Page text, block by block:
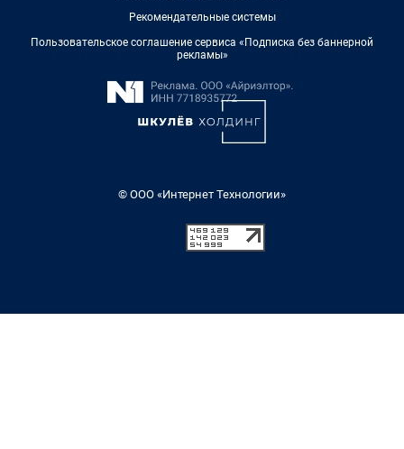
Рекомендательные системы
Пользовательское соглашение сервиса «Подписка без баннерной
рекламы»
© ООО «Интернет Технологии»